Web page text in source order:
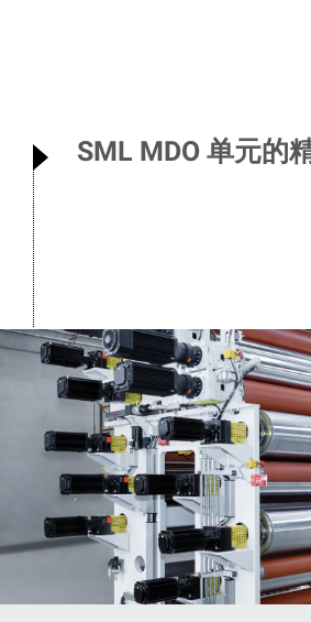
SML MDO 单元的